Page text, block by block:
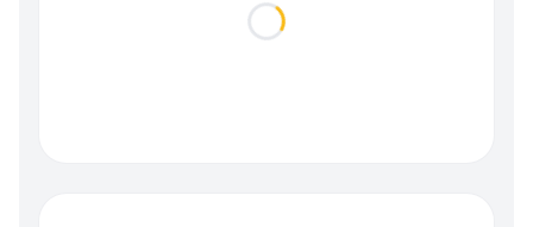
Loading...